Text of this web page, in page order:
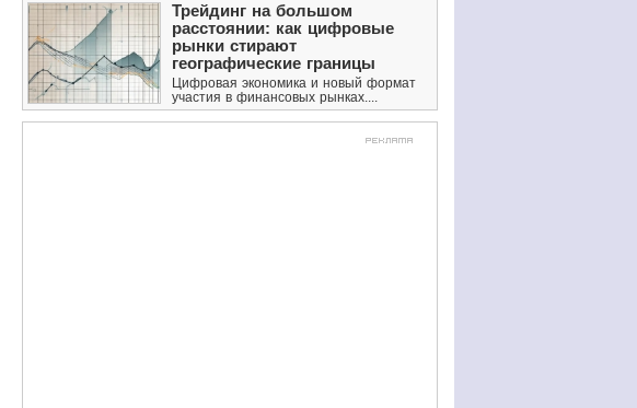
Трейдинг на большом
расстоянии: как цифровые
рынки стирают
географические границы
Цифровая экономика и новый формат
участия в финансовых рынках....